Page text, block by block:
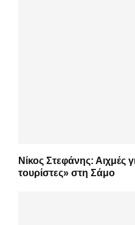
Νίκος Στεφάνης: Αιχμές
τουρίστες» στη Σάμο